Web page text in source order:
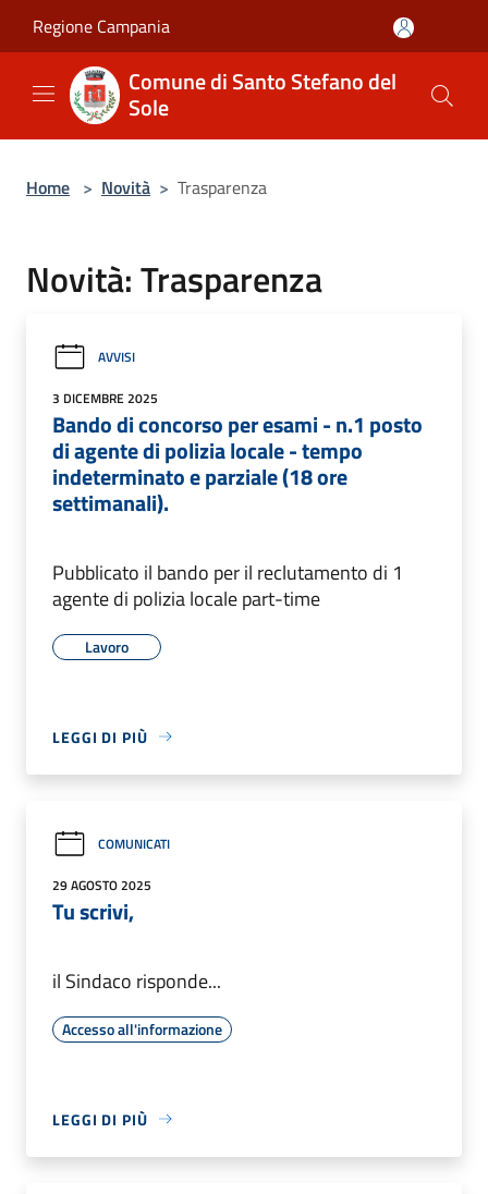
Regione Campania
Comune di Santo Stefano del
Sole
Home > Novità > Trasparenza
Novità: Trasparenza
AVVISI
3 DICEMBRE 2025
Bando di concorso per esami - n.1 posto
di agente di polizia locale - tempo
indeterminato e parziale (18 ore
settimanali).
Pubblicato il bando per il reclutamento di 1
agente di polizia locale part-time
Lavoro
LEGGI DI PIÙ
COMUNICATI
29 AGOSTO 2025
Tu scrivi,
il Sindaco risponde...
Accesso all'informazione
LEGGI DI PIÙ